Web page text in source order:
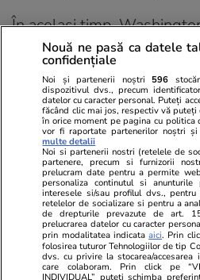
În același timp,
distincție între
și nucleare la securitatea
acestea, această
artificială. O prezență
SUA, coroborată cu
disprețuitoare – și,
beligerantă – este
cu afirmațiile americane
descurajarea nucleară
rămâne neafectată”,
RUSI, Darya Dolzikova​.
Nouă ne pasă ca datele
confidențiale
Noi și partenerii noștri 596
dispozitivul dvs., precum
datelor cu caracter personal. Puteți
făcând clic mai jos, respectiv vă
în orice moment pe pagina cu
vor fi raportate partenerilor noștri
multe detalii
Noi si partenerii nostri (retelele de
partenere, precum si furnizorii
prelucram date pentru a permite
personaliza continutul si
interesele si/sau profilul dvs.,
retelelor de socializare si pentru a
de drepturile prevazute de art.
prelucrarea datelor cu caracter
prin modalitatea indicataaici. Prin
folosirea tuturor Tehnologiilor de tip
dvs. cu privire la stocarea/
care colaboram. Prin click pe
INDIVIDUAL” puteti schimba